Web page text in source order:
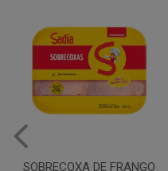
MARGARINA COM SAL